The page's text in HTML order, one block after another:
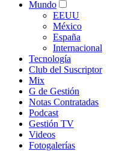
Mundo
EEUU
México
España
Internacional
Tecnología
Club del Suscriptor
Mix
G de Gestión
Notas Contratadas
Podcast
Gestión TV
Videos
Fotogalerías